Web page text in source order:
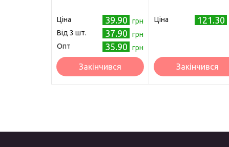
Ціна 39.90
грн
Від 3 шт.
37.90
грн
Опт
35.90 грн
Закінчився
Ціна 121.30
Закінчився